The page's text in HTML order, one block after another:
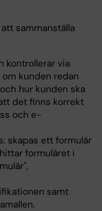
sammanställa
kontrollerar via
kunden redan
hur kunden ska
det finns korrekt
och e-
skapas ett formulär
formuläret i
samt